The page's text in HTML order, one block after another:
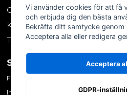
Om oss
Köpvillkor
Tips & trix
SOCIALA MEDIER
Facebook
Instagram
Vi använder cookies för att få
och erbjuda dig den bästa
Bekräfta ditt samtycke genom
Acceptera alla eller redigera
Acceptera
GDPR-